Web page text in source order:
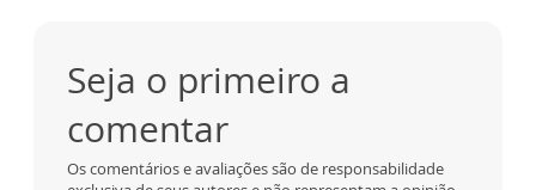
Seja o primeiro a
comentar
Os comentários e avaliações são de responsabilidade